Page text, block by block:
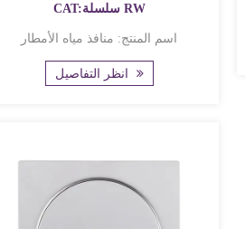
CAT:سلسلة RW
اسم المنتج: منافذ مياه الأمطار